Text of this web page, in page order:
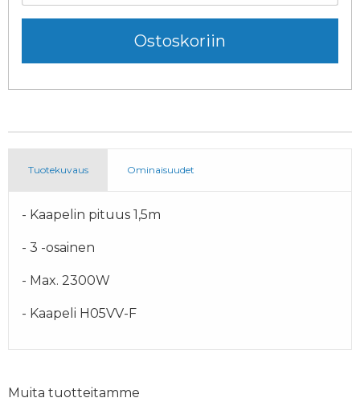
Tuotekuvaus Ominaisuudet
- Kaapelin pituus 1,5m
- 3 -osainen
- Max. 2300W
- Kaapeli H05VV-F
Muita tuotteitamme